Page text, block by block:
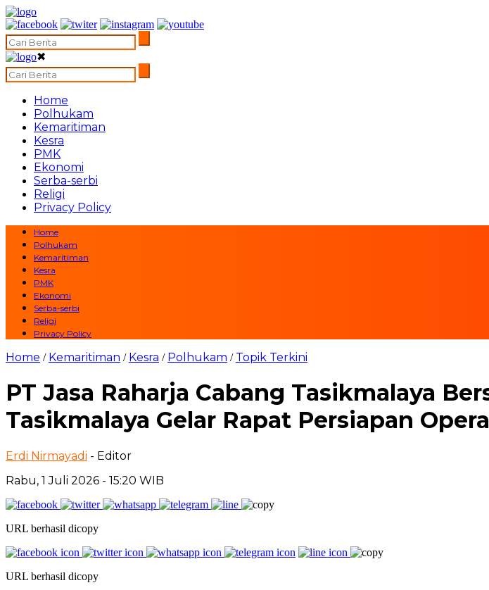
✖
Home
Polhukam
Kemaritiman
Kesra
PMK
Ekonomi
Serba-serbi
Religi
Privacy Policy
Home
Polhukam
Kemaritiman
Kesra
PMK
Ekonomi
Serba-serbi
Religi
Privacy Policy
Home / Kemaritiman / Kesra / Polhukam / Topik Terkini
PT Jasa Raharja Cabang Tasikmalaya
Tasikmalaya Gelar Rapat Persiapan
Erdi Nirmayadi - Editor
Rabu, 1 Juli 2026 - 15:20 WIB
URL berhasil dicopy
URL berhasil dicopy